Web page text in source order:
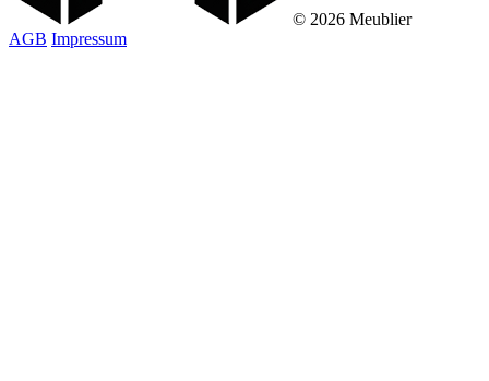
© 2026 Meublier
AGB Impressum